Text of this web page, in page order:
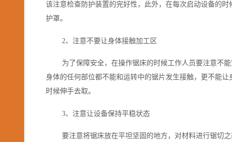
该注意检查防护装置的完好性，此外，在每次启动设备的
护罩。
2、注意不要让身体接触加工区
为了保障安全，在操作锯床的时候工作人员要注意不
身体的任何部位都不能和运转中的锯片发生接触，更不能
时候伸手去取。
3、注意让设备保持平稳状态
要注意将锯床放在平坦坚固的地方，对材料进行锯切